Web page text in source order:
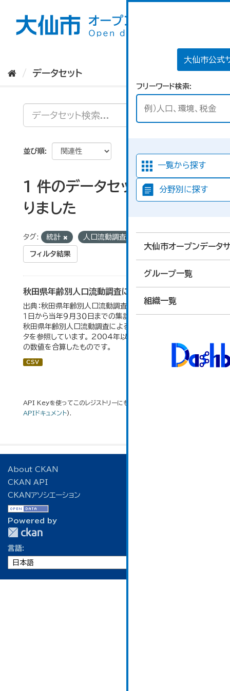
大仙市公式
フリーワード検索
一覧から探す
分野別に探す
大仙市オープンデータ
グループ一覧
組織一覧
データセット
並び順
1 件のデータセットが見つか
りました
タグ: 統計 人口流動調査
フィルタ結果
秋田県年齢別人口流動調査による人口動態の推移
出典：秋田県年齢別人口流動調査。 各年ともに、前年１０月
１日から当年９月３０日までの集計。 大仙市の統計「2-10
秋田県年齢別人口流動調査による人口動態の推移」のデー
タを参照しています。 2004年以前の数値は合併前市町村
の数値を合算したものです。
CSV
API Keyを使ってこのレジストリーにもアクセス可能です
APIドキュメント).
About CKAN
CKAN API
CKANアソシエーション
Powered by
言語